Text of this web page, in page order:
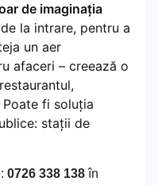
de imaginația
la intrare, pentru a
un aer
afaceri – creează o
fi soluția
stații de
0726 338 138în